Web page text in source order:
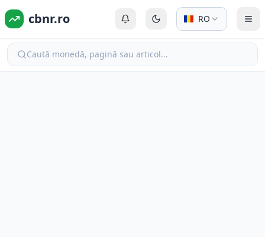
cbnr.ro Autentificare sau Înregistrare
Comută la modul întunecat
RO
Caută monedă, pagină sau articol...